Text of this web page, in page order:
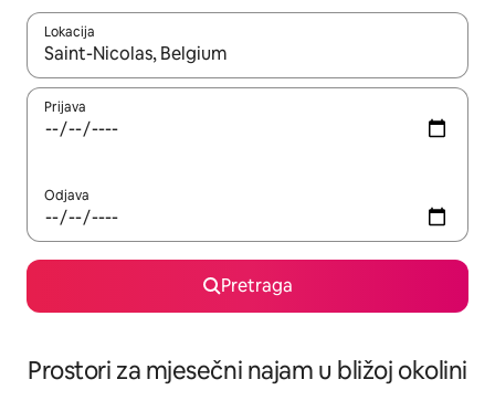
Lokacija
Kad su rezultati dostupni, možete da se krećete kroz njih
Prijava
Odjava
Pretraga
Prostori za mjesečni najam u bližoj okolini